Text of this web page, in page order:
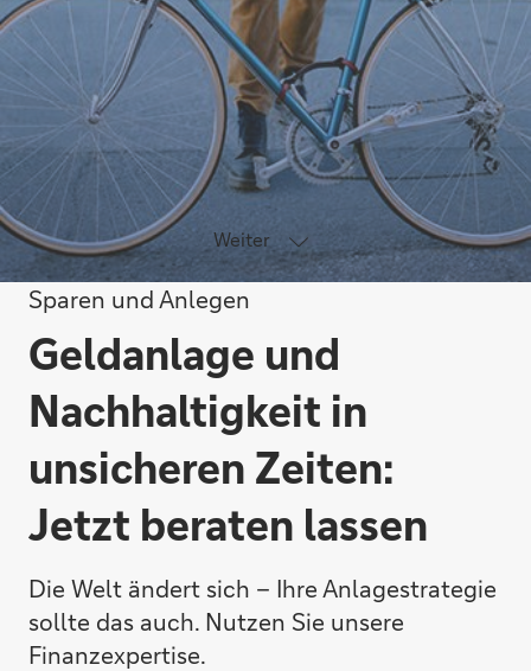
Weiter
Sparen und Anlegen
Geldanlage und
Nachhaltigkeit in
unsicheren Zeiten:
Jetzt beraten lassen
Die Welt ändert sich – Ihre Anlagestrategie
sollte das auch. Nutzen Sie unsere
Finanzexpertise.